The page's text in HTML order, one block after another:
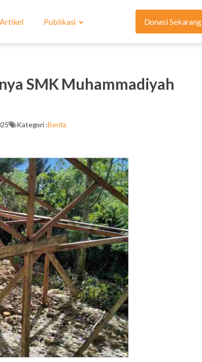
Artikel Publikasi Donasi Sekarang
SMK Muhammadiyah
Kategori :Berita